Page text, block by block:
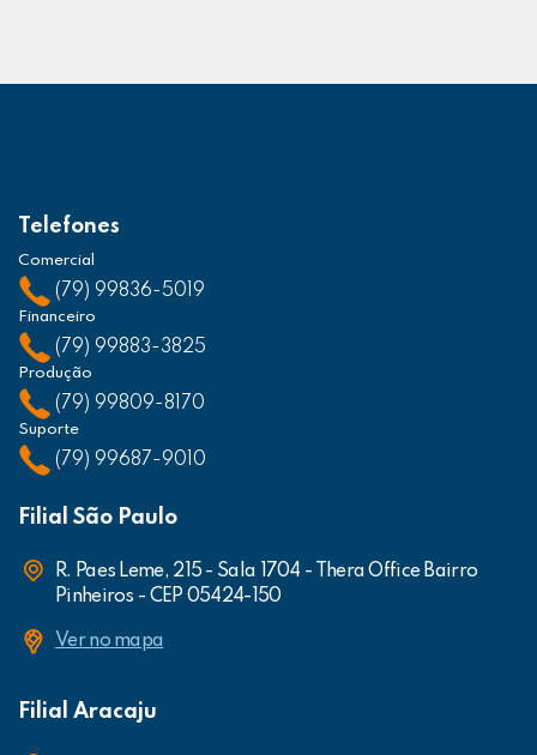
Telefones
Comercial
(79) 99836-5019
Financeiro
(79) 99883-3825
Produção
(79) 99809-8170
Suporte
(79) 99687-9010
Filial São Paulo
R. Paes Leme, 215 - Sala 1704 - Thera Office Bairro
Pinheiros - CEP 05424-150
Ver no mapa
Filial Aracaju